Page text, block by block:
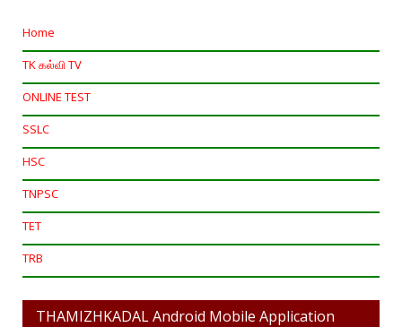
Home
TK கல்வி TV
ONLINE TEST
SSLC
HSC
TNPSC
TET
TRB
THAMIZHKADAL Android Mobile Application